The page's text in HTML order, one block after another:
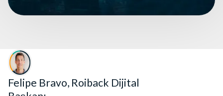
Felipe Bravo, Roiback Dijital